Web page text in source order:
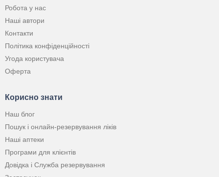
Робота у нас
Наші автори
Контакти
Політика конфіденційності
Угода користувача
Оферта
Корисно знати
Наш блог
Пошук і онлайн-резервування ліків
Наші аптеки
Програми для клієнтів
Довідка і Служба резервування